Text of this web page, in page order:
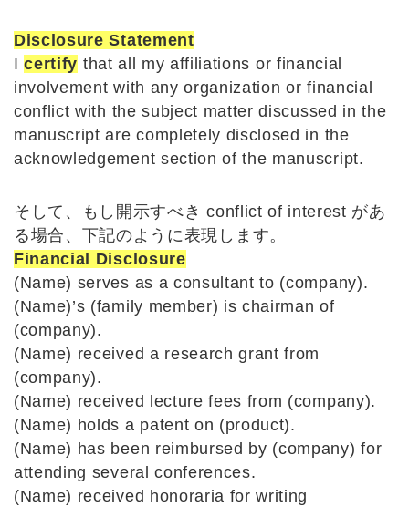
Disclosure Statement
Icertify that all my affiliations or financial
involvement with any organization or financial
conflict with the subject matter discussed in the
manuscript are completely disclosed in the
acknowledgement section of the manuscript.
そして、もし開示すべき conflict of interest があ
る場合、下記のように表現します。
Financial Disclosure
(Name) serves as a consultant to (company).
(Name)’s (family member) is chairman of
(company).
(Name) received a research grant from
(company).
(Name) received lecture fees from (company).
(Name) holds a patent on (product).
(Name) has been reimbursed by (company) for
attending several conferences.
(Name) received honoraria for writing